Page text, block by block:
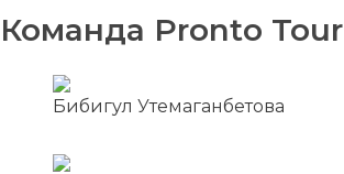
Команда Pronto Tour
Бибигул Утемаганбетова